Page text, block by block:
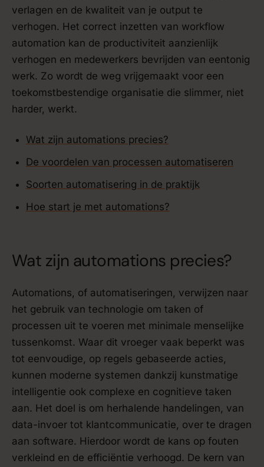
verlagen en de kwaliteit van je output te
verhogen. Het correct inzetten van workflow
automation kan de productiviteit aanzienlijk
verhogen en medewerkers bevrijden van eentonig
werk. Zo wordt de weg vrijgemaakt voor een
toekomstbestendige organisatie die slimmer, niet
harder, werkt.
Wat zijn automations precies?
De voordelen van processen automatiseren
Soorten automatisering in de praktijk
Hoe start je met automations?
Wat zijn automations precies?
Automations, of automatiseringen, verwijzen naar
het gebruik van technologie om taken of
processen uit te voeren met minimale menselijke
tussenkomst. Waar dit vroeger vaak beperkt was
tot eenvoudige, op regels gebaseerde acties,
kunnen moderne systemen dankzij kunstmatige
intelligentie ook complexe en cognitieve taken
aan. Het doel is om herhalende handelingen, van
data-invoer tot klantcommunicatie, over te dragen
aan software. Hierdoor wordt de kans op fouten
verkleind en de efficiëntie verhoogd. De kern van